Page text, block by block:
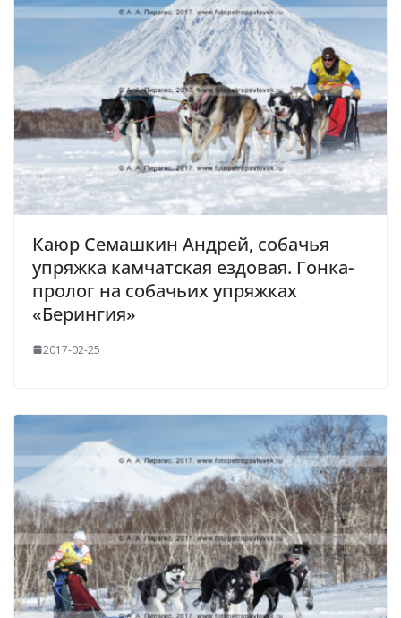
Каюр Семашкин Андрей, собачья
упряжка камчатская ездовая. Гонка-
пролог на собачьих упряжках
«Берингия»
2017-02-25